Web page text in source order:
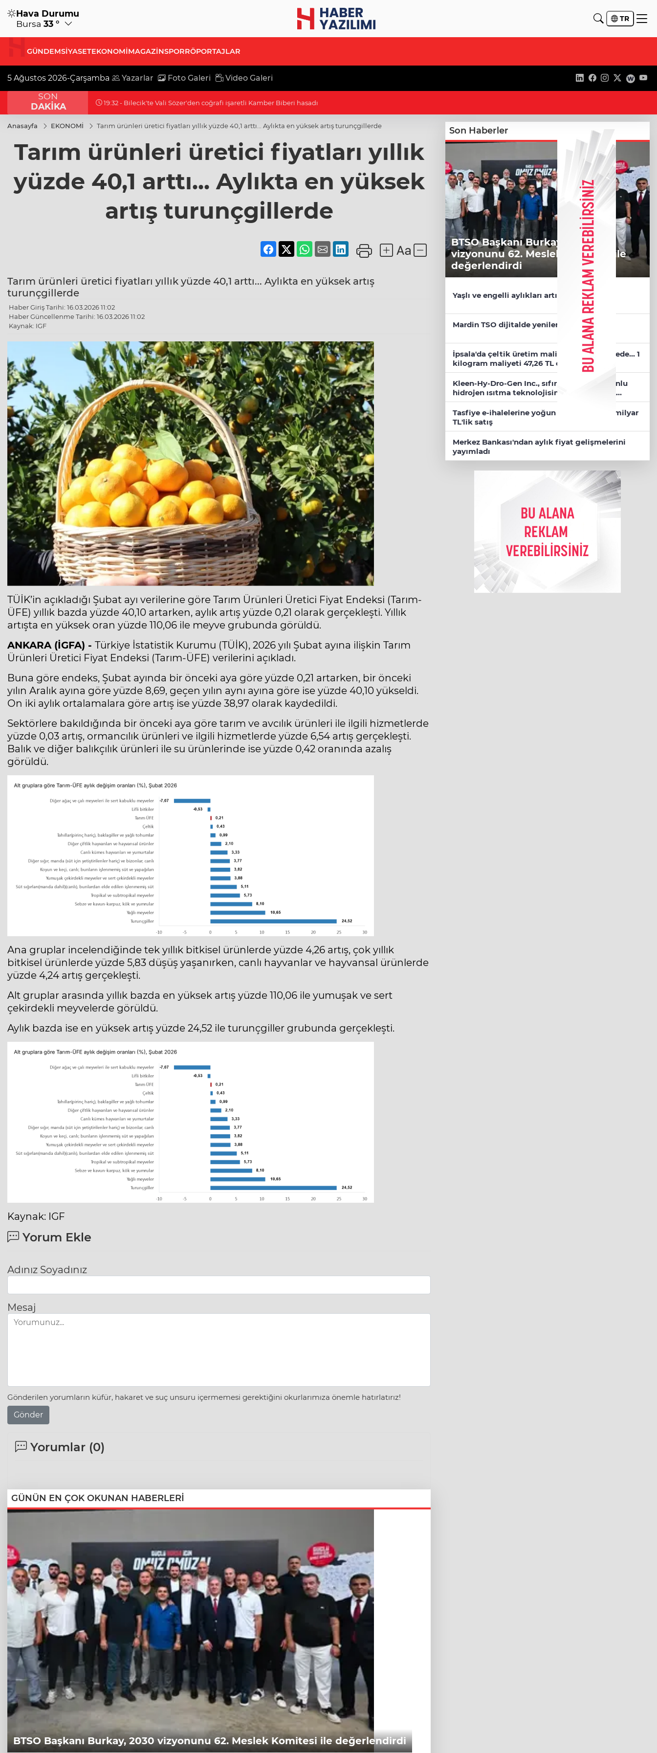
Hava Durumu
Bursa 33 ° TR
GÜNDEMSİYASETEKONOMİMAGAZİNSPORRÖPORTAJLAR
5 Ağustos 2026-Çarşamba Yazarlar Foto Galeri Video Galeri
SON
DAKİKA
19:32 - Bilecik'te Vali Sözer'den coğrafi işaretli Kamber Biberi hasadı
Anasayfa EKONOMİ Tarım ürünleri üretici fiyatları yıllık yüzde 40,1 arttı... Aylıkta en yüksek artış turunçgillerde
Tarım ürünleri üretici fiyatları yıllık
yüzde 40,1 arttı... Aylıkta en yüksek
artış turunçgillerde
Tarım ürünleri üretici fiyatları yıllık yüzde 40,1 arttı... Aylıkta en yüksek artış
turunçgillerde
Haber Giriş Tarihi: 16.03.2026 11:02
Haber Güncellenme Tarihi: 16.03.2026 11:02
Kaynak: IGF
TÜİK’in açıkladığı Şubat ayı verilerine göre Tarım Ürünleri Üretici Fiyat Endeksi (Tarım-
ÜFE) yıllık bazda yüzde 40,10 artarken, aylık artış yüzde 0,21 olarak gerçekleşti. Yıllık
artışta en yüksek oran yüzde 110,06 ile meyve grubunda görüldü.
ANKARA (İGFA) - Türkiye İstatistik Kurumu (TÜİK), 2026 yılı Şubat ayına ilişkin Tarım
Ürünleri Üretici Fiyat Endeksi (Tarım-ÜFE) verilerini açıkladı.
Buna göre endeks, Şubat ayında bir önceki aya göre yüzde 0,21 artarken, bir önceki
yılın Aralık ayına göre yüzde 8,69, geçen yılın aynı ayına göre ise yüzde 40,10 yükseldi.
On iki aylık ortalamalara göre artış ise yüzde 38,97 olarak kaydedildi.
Sektörlere bakıldığında bir önceki aya göre tarım ve avcılık ürünleri ile ilgili hizmetlerde
yüzde 0,03 artış, ormancılık ürünleri ve ilgili hizmetlerde yüzde 6,54 artış gerçekleşti.
Balık ve diğer balıkçılık ürünleri ile su ürünlerinde ise yüzde 0,42 oranında azalış
görüldü.
Ana gruplar incelendiğinde tek yıllık bitkisel ürünlerde yüzde 4,26 artış, çok yıllık
bitkisel ürünlerde yüzde 5,83 düşüş yaşanırken, canlı hayvanlar ve hayvansal ürünlerde
yüzde 4,24 artış gerçekleşti.
Alt gruplar arasında yıllık bazda en yüksek artış yüzde 110,06 ile yumuşak ve sert
çekirdekli meyvelerde görüldü.
Aylık bazda ise en yüksek artış yüzde 24,52 ile turunçgiller grubunda gerçekleşti.
Kaynak: IGF
Yorum Ekle
Adınız Soyadınız
Mesaj
Gönderilen yorumların küfür, hakaret ve suç unsuru içermemesi gerektiğini okurlarımıza önemle hatırlatırız!
Gönder
Yorumlar (0)
GÜNÜN EN ÇOK OKUNAN HABERLERİ
BTSO Başkanı Burkay, 2030 vizyonunu 62. Meslek Komitesi ile değerlendirdi
Son Haberler
BTSO Başkanı Burkay, 2030
vizyonunu 62. Meslek Komitesi ile
değerlendirdi
Yaşlı ve engelli aylıkları artışlı hesaplarda
Mardin TSO dijitalde yenilendi
İpsala'da çeltik üretim maliyeti rekor seviyede... 1
kilogram maliyeti 47,26 TL oldu
Kleen-Hy-Dro-Gen Inc., sıfır karbon emisyonlu
hidrojen ısıtma teknolojisinde ISO ve TSSA
düzenleyici onaylarını aldı
Tasfiye e-ihalelerine yoğun ilgi! 6 ayda 2,7 milyar
TL'lik satış
Merkez Bankası'ndan aylık fiyat gelişmelerini
yayımladı